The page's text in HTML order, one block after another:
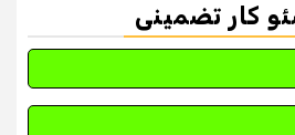
کار تضمینی